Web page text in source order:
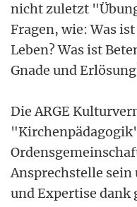
nicht zuletzt
Fragen, wie: Was
Leben? Was ist
Gnade und
Die ARGE
Ansprechstelle sein
und Expertise dank